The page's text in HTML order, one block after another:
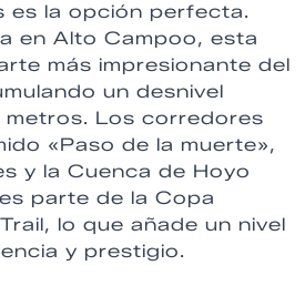
es la opción perfecta.
en Alto Campoo, esta
más impresionante del
un desnivel
metros. Los corredores
«Paso de la muerte»,
y la Cuenca de Hoyo
parte de la Copa
lo que añade un nivel
y prestigio.